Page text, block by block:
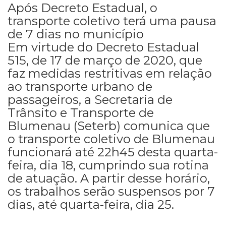
Após Decreto Estadual, o
transporte coletivo terá uma pausa
de 7 dias no município
Em virtude do Decreto Estadual
515, de 17 de março de 2020, que
faz medidas restritivas em relação
ao transporte urbano de
passageiros, a Secretaria de
Trânsito e Transporte de
Blumenau (Seterb) comunica que
o transporte coletivo de Blumenau
funcionará até 22h45 desta quarta-
feira, dia 18, cumprindo sua rotina
de atuação. A partir desse horário,
os trabalhos serão suspensos por 7
dias, até quarta-feira, dia 25.